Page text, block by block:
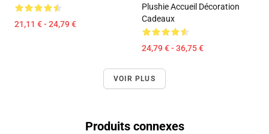
21,11 € - 24,79 €
Plushie Accueil Décoration
Cadeaux
24,79 € - 36,75 €
VOIR PLUS
Produits connexes